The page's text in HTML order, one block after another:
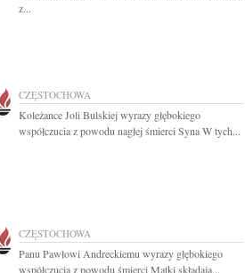
z...
CZĘSTOCHOWA
Koleżance Joli Bulskiej wyrazy głębokiego
współczucia z powodu nagłej śmierci Syna W tych...
CZĘSTOCHOWA
Panu Pawłowi Andreckiemu wyrazy głębokiego
współczucia z powodu śmierci Matki składają...